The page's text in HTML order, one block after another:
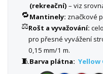
(rekreační) – viz
🔁Mantinely: značkové
⚖️Rošt a vyvažování:
pro přesné vyvážení
0,15 mm/1 m.
🧵Barva plátna: Yellow